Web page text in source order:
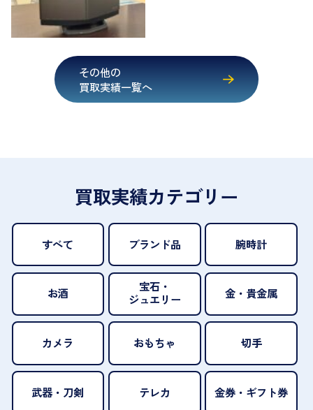
その他の
買取実績一覧へ
買取実績カテゴリー
すべて ブランド品 腕時計
お酒
宝石・
ジュエリー
金・貴金属
カメラ おもちゃ 切手
武器・刀剣 テレカ 金券・ギフト券